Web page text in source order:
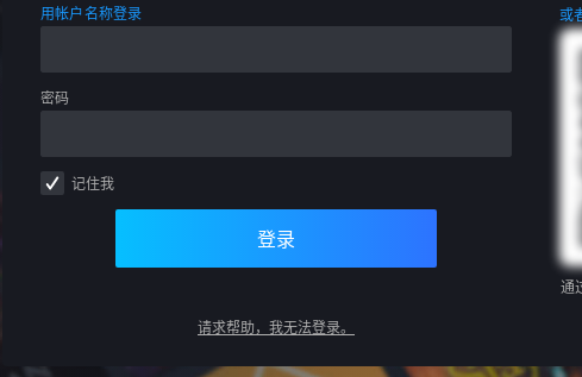
用帐户名称登录
密码
记住我
登录
请求帮助，我无法登录。
或
通